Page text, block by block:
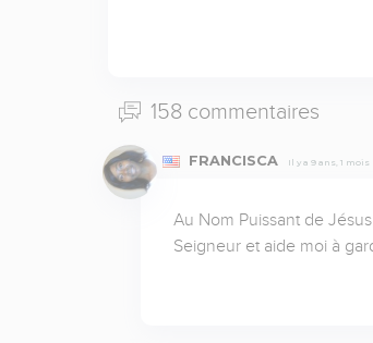
158 commentaires
FRANCISCA Il y a 9 ans, 1 mois
Au Nom Puissant de
Seigneur et aide moi à